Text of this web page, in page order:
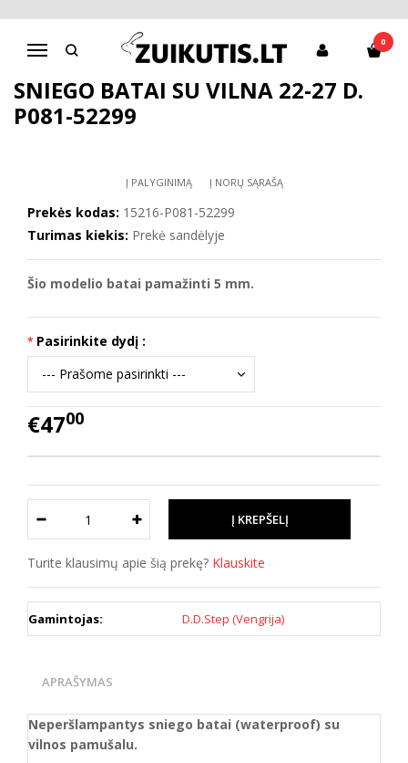
Navigacija
0
Pagrindinis
D.D.Step batai berniukams
Sniego batai su vilna 22-27 d. P081-52299
SNIEGO BATAI SU VILNA 22-27 D.
P081-52299
Į PALYGINIMĄ Į NORŲ SĄRAŠĄ
Prekės kodas: 15216-P081-52299
Turimas kiekis: Prekė sandėlyje
Šio modelio batai pamažinti 5 mm.
Pasirinkite dydį :
€4700
Turite klausimų apie šią prekę? Klauskite
Gamintojas: D.D.Step (Vengrija)
APRAŠYMAS
Neperšlampantys sniego batai (waterproof) su
vilnos pamušalu.